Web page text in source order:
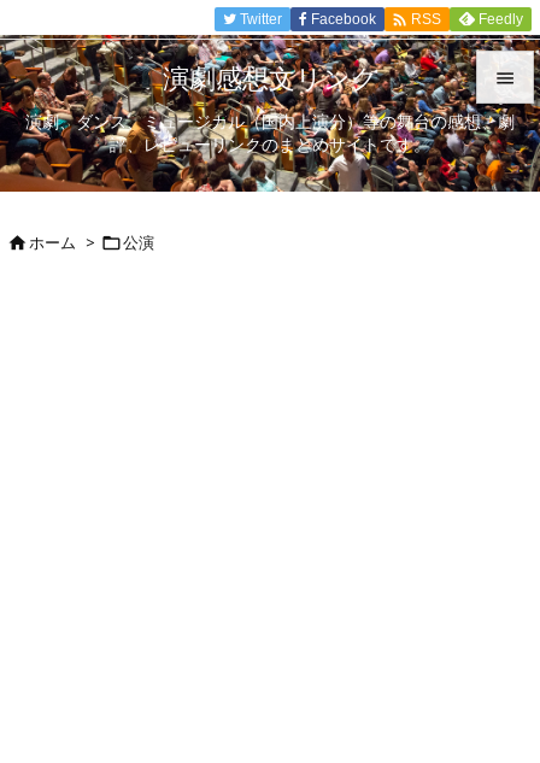


メニュ

Twitter Facebook  RSS Feedly
演劇感想文リンク
演劇、ダンス、ミュージカル（国内上演分）等の舞台の感想、劇
評、レビューリンクのまとめサイトです。
ホーム > 公演